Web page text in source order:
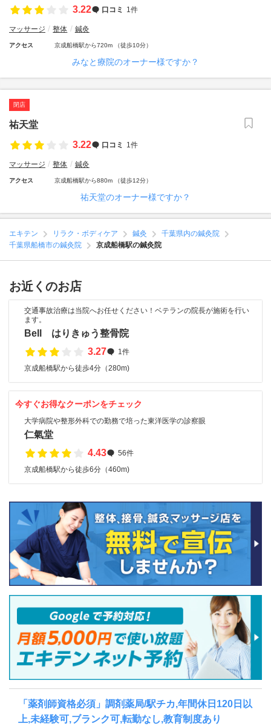
3.22
口コミ 1件
マッサージ 整体 鍼灸
アクセス 京成船橋駅から720m （徒歩10分）
みなと療院のオーナー様ですか？
閉店
祐天堂
3.22
口コミ 1件
マッサージ 整体 鍼灸
アクセス 京成船橋駅から880m （徒歩12分）
祐天堂のオーナー様ですか？
エキテン リラク・ボディケア 鍼灸
千葉県内の鍼灸院
千葉県船橋市の鍼灸院
京成船橋駅の鍼灸院
お近くのお店
交通事故治療は当院へお任せください！ベテランの院長が施術を行い
ます。
Bell はりきゅう整骨院
3.27
1件
京成船橋駅から徒歩4分（280m)
今すぐお得なクーポンをチェック
大学病院や整形外科での勤務で培った東洋医学の診察眼
仁氣堂
4.43
56件
京成船橋駅から徒歩6分（460m)
「薬剤師資格必須」調剤薬局/駅チカ,年間休日120日以
上,未経験可,ブランク可,転勤なし,教育制度あり